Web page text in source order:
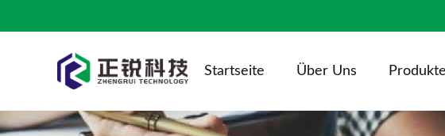
Startseite Über Uns Produkte